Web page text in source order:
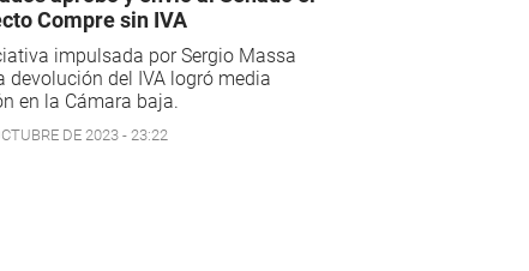
Compre sin IVA
impulsada por Sergio Massa
devolución del IVA logró media
en la Cámara baja.
DE 2023 - 23:22